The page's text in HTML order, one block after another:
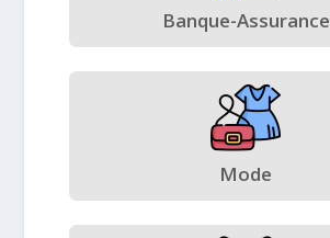
Banque-Assurance
Mode